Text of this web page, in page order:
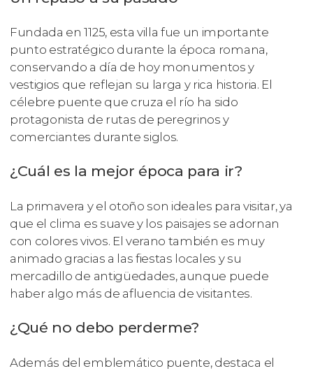
Fundada en 1125, esta villa fue un importante
punto estratégico durante la época romana,
conservando a día de hoy monumentos y
vestigios que reflejan su larga y rica historia. El
célebre puente que cruza el río ha sido
protagonista de rutas de peregrinos y
comerciantes durante siglos.
¿Cuál es la mejor época para ir?
La primavera y el otoño son ideales para visitar, ya
que el clima es suave y los paisajes se adornan
con colores vivos. El verano también es muy
animado gracias a las fiestas locales y su
mercadillo de antigüedades, aunque puede
haber algo más de afluencia de visitantes.
¿Qué no debo perderme?
Además del emblemático puente, destaca el